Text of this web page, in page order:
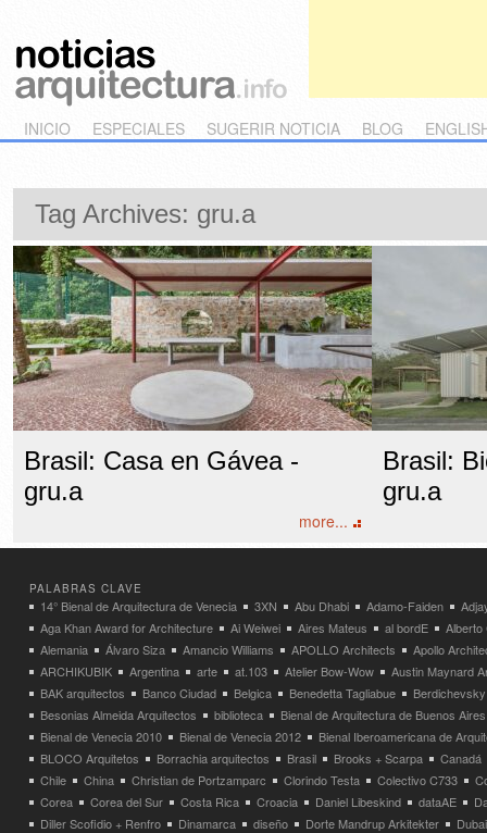
Main menu
Skip to primary content
Skip to secondary content
INICIO ESPECIALES SUGERIR NOTICIA BLOG
Tag Archives: gru.a
Brasil: Casa en Gávea -
gru.a
more...
Brasil:
gru.a
PALABRAS CLAVE
14° Bienal de Arquitectura de Venecia 3XN Abu Dhabi Adamo-Faiden
Aga Khan Award for Architecture
Ai Weiwei Aires Mateus al bordE
Alberto
Alemania
Álvaro Siza Amancio Williams APOLLO Architects
Apollo
ARCHIKUBIK
Argentina arte at.103 Atelier Bow-Wow
Austin Maynard
BAK arquitectos
Banco Ciudad Belgica Benedetta Tagliabue
Besonias Almeida Arquitectos
biblioteca
Bienal de Arquitectura de Buenos Aires
Bienal de Venecia 2010
Bienal de Venecia 2012
Bienal Iberoamericana de
BLOCO Arquitetos
Borrachia arquitectos Brasil Brooks + Scarpa
Canadá
Chile
China Christian de Portzamparc Clorindo Testa Colectivo C733
Corea
Corea del Sur Costa Rica Croacia Daniel Libeskind dataAE
Diller Scofidio + Renfro
Dinamarca diseño Dorte Mandrup Arkitekter
Dubai